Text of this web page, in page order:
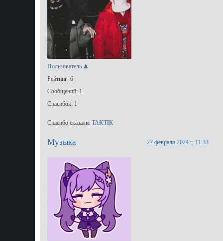
Пользователь ♟
Рейтинг: 6
Сообщений: 1
Спасибок: 1
Спасибо сказали: TAKTIK
Музыка 27 февраля 2024 г, 11:33